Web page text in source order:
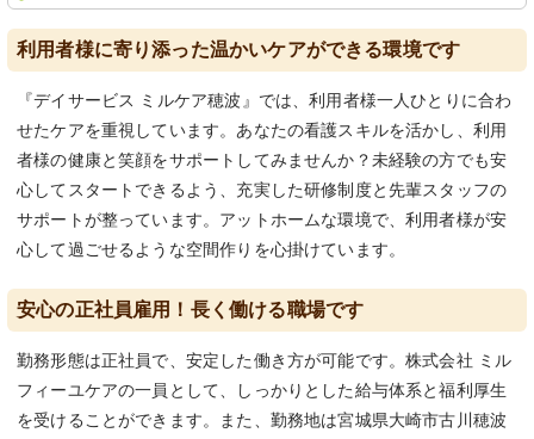
利用者様に寄り添った温かいケアができる環境です
『デイサービス ミルケア穂波』では、利用者様一人ひとりに合わ
せたケアを重視しています。あなたの看護スキルを活かし、利用
者様の健康と笑顔をサポートしてみませんか？未経験の方でも安
心してスタートできるよう、充実した研修制度と先輩スタッフの
サポートが整っています。アットホームな環境で、利用者様が安
心して過ごせるような空間作りを心掛けています。
安心の正社員雇用！長く働ける職場です
勤務形態は正社員で、安定した働き方が可能です。株式会社 ミル
フィーユケアの一員として、しっかりとした給与体系と福利厚生
を受けることができます。また、勤務地は宮城県大崎市古川穂波